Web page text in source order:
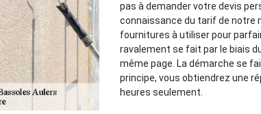
pas à demander votre devis
connaissance du tarif de notre
fournitures à utiliser pour
ravalement se fait par le biais
même page. La démarche se
principe, vous obtiendrez une
heures seulement.